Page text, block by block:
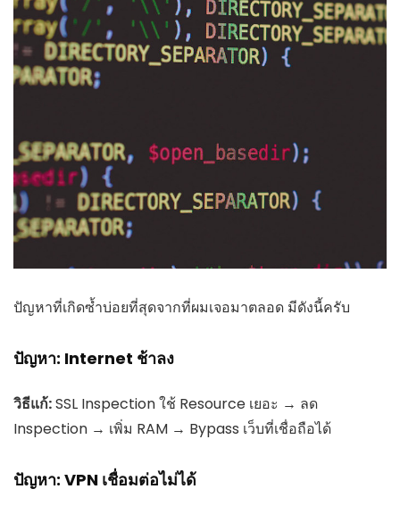
ปัญหาที่เกิดซ้ำบ่อยที่สุดจากที่ผมเจอมาตลอด มีดังนี้ครับ
ปัญหา: Internet ช้าลง
วิธีแก้:SSL Inspection ใช้ Resource เยอะ → ลด
Inspection → เพิ่ม RAM → Bypass เว็บที่เชื่อถือได้
ปัญหา: VPN เชื่อมต่อไม่ได้